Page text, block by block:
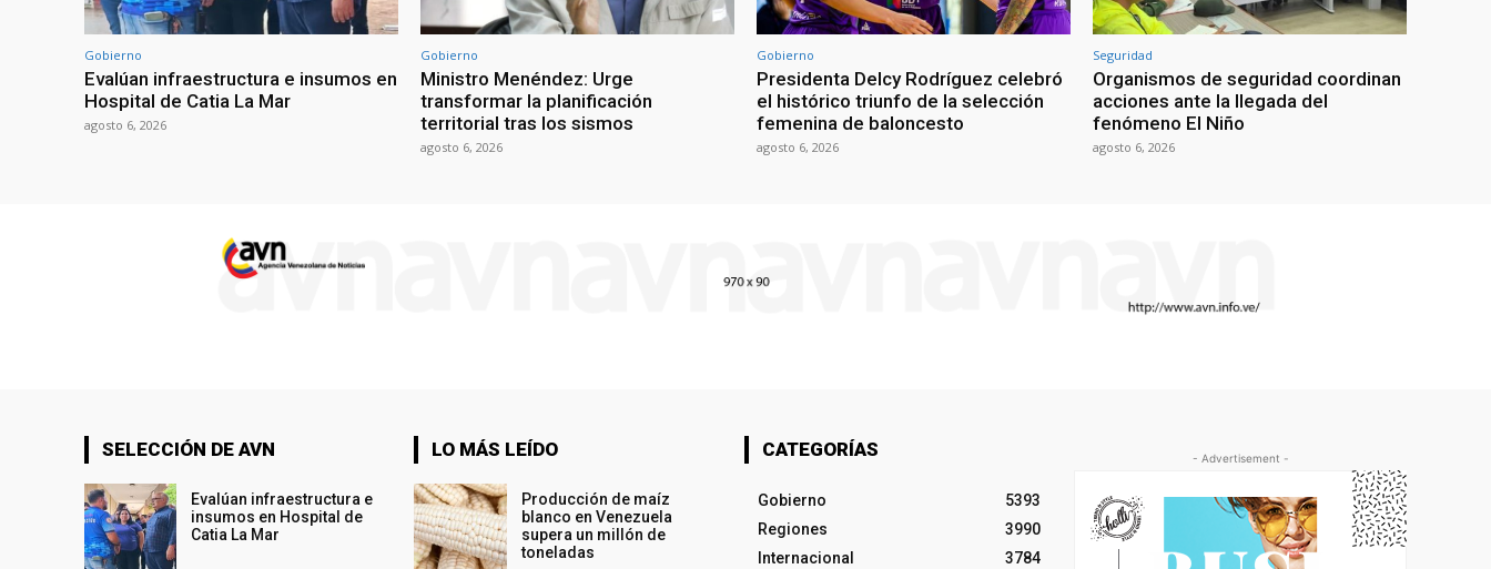
Gobierno
Evalúan infraestructura e insumos en
Hospital de Catia La Mar
agosto 6, 2026
Gobierno
Ministro Menéndez: Urge
transformar la planificación
territorial tras los sismos
agosto 6, 2026
Gobierno
Presidenta Delcy Rodríguez celebró
el histórico triunfo de la selección
femenina de baloncesto
agosto 6, 2026
Seguridad
Organismos de seguridad coordinan
acciones ante la llegada del
fenómeno El Niño
agosto 6, 2026
SELECCIÓN DE AVN
Evalúan infraestructura e
insumos en Hospital de
Catia La Mar
LO MÁS LEÍDO
Producción de maíz
blanco en Venezuela
supera un millón de
toneladas
CATEGORÍAS
Gobierno
5393
Regiones
3990
Internacional
3784
- Advertisement -